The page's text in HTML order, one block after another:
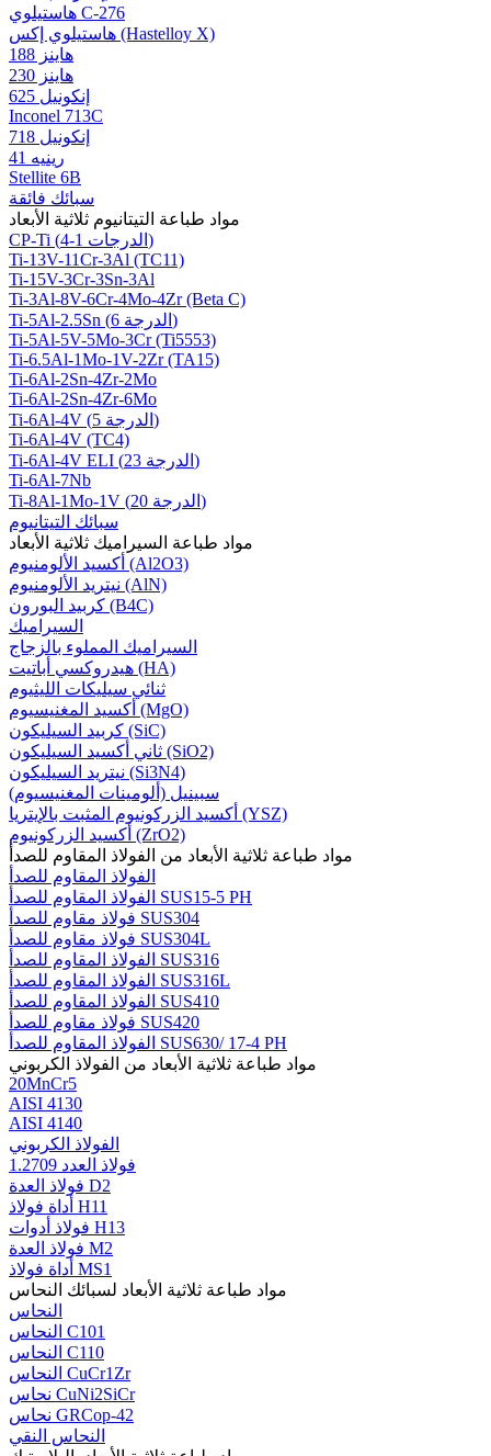
هاستيلوي C-276
هاستيلوي إكس (Hastelloy X)
هاينز 188
هاينز 230
إنكونيل 625
Inconel 713C
إنكونيل 718
رينيه 41
Stellite 6B
سبائك فائقة
مواد طباعة التيتانيوم ثلاثية الأبعاد
CP-Ti (الدرجات 1-4)
Ti-13V-11Cr-3Al (TC11)
Ti-15V-3Cr-3Sn-3Al
Ti-3Al-8V-6Cr-4Mo-4Zr (Beta C)
Ti-5Al-2.5Sn (الدرجة 6)
Ti-5Al-5V-5Mo-3Cr (Ti5553)
Ti-6.5Al-1Mo-1V-2Zr (TA15)
Ti-6Al-2Sn-4Zr-2Mo
Ti-6Al-2Sn-4Zr-6Mo
Ti-6Al-4V (الدرجة 5)
Ti-6Al-4V (TC4)
Ti-6Al-4V ELI (الدرجة 23)
Ti-6Al-7Nb
Ti-8Al-1Mo-1V (الدرجة 20)
سبائك التيتانيوم
مواد طباعة السيراميك ثلاثية الأبعاد
أكسيد الألومنيوم (Al2O3)
نيتريد الألومنيوم (AlN)
كربيد البورون (B4C)
السيراميك
السيراميك المملوء بالزجاج
هيدروكسي أباتيت (HA)
ثنائي سيليكات الليثيوم
أكسيد المغنيسيوم (MgO)
كربيد السيليكون (SiC)
ثاني أكسيد السيليكون (SiO2)
نيتريد السيليكون (Si3N4)
سبينيل (ألومينات المغنيسيوم)
أكسيد الزركونيوم المثبت بالإيتريا (YSZ)
أكسيد الزركونيوم (ZrO2)
مواد طباعة ثلاثية الأبعاد من الفولاذ المقاوم للصدأ
الفولاذ المقاوم للصدأ
الفولاذ المقاوم للصدأ SUS15-5 PH
فولاذ مقاوم للصدأ SUS304
فولاذ مقاوم للصدأ SUS304L
الفولاذ المقاوم للصدأ SUS316
الفولاذ المقاوم للصدأ SUS316L
الفولاذ المقاوم للصدأ SUS410
فولاذ مقاوم للصدأ SUS420
الفولاذ المقاوم للصدأ SUS630/ 17-4 PH
مواد طباعة ثلاثية الأبعاد من الفولاذ الكربوني
20MnCr5
AISI 4130
AISI 4140
الفولاذ الكربوني
فولاذ العدد 1.2709
فولاذ العدة D2
أداة فولاذ H11
فولاذ أدوات H13
فولاذ العدة M2
أداة فولاذ MS1
مواد طباعة ثلاثية الأبعاد لسبائك النحاس
النحاس
النحاس C101
النحاس C110
النحاس CuCr1Zr
نحاس CuNi2SiCr
نحاس GRCop-42
النحاس النقي